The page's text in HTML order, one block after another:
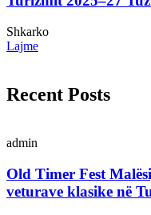
Shkarko
Lajme
Recent Posts
admin
Old Timer Fest
veturave klasike në